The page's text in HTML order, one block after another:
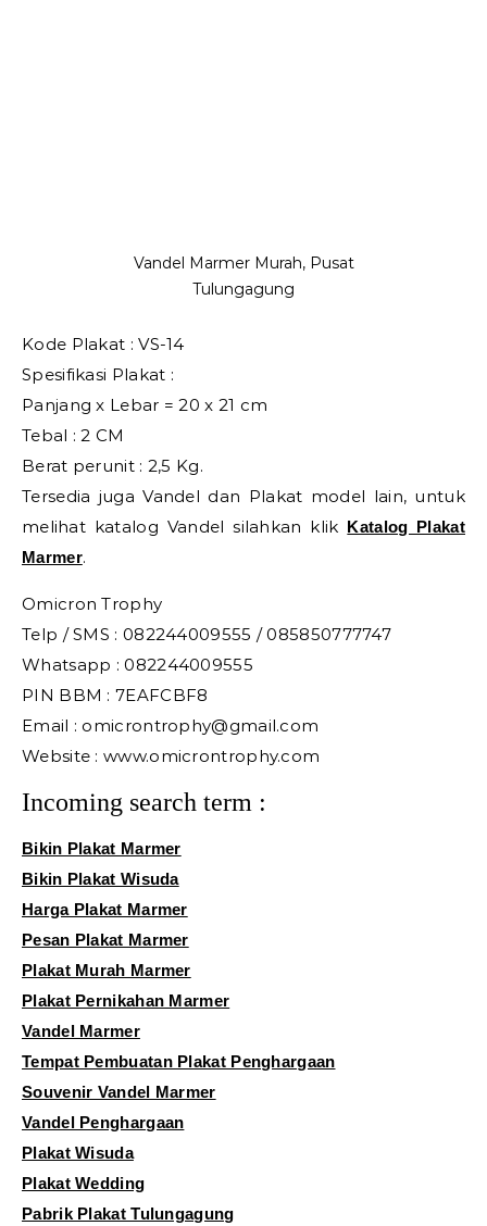
Vandel Marmer Murah, Pusat
Tulungagung
Kode Plakat : VS-14
Spesifikasi Plakat :
Panjang x Lebar = 20 x 21 cm
Tebal : 2 CM
Berat perunit : 2,5 Kg.
Tersedia juga Vandel dan Plakat model lain, untuk
melihat katalog Vandel silahkan klik Katalog Plakat
Marmer.
Omicron Trophy
Telp / SMS : 082244009555 / 085850777747
Whatsapp : 082244009555
PIN BBM : 7EAFCBF8
Email : omicrontrophy@gmail.com
Website : www.omicrontrophy.com
Incoming search term :
Bikin Plakat Marmer
Bikin Plakat Wisuda
Harga Plakat Marmer
Pesan Plakat Marmer
Plakat Murah Marmer
Plakat Pernikahan Marmer
Vandel Marmer
Tempat Pembuatan Plakat Penghargaan
Souvenir Vandel Marmer
Vandel Penghargaan
Plakat Wisuda
Plakat Wedding
Pabrik Plakat Tulungagung